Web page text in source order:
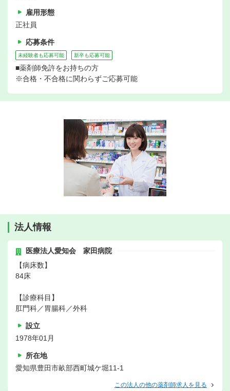
雇用形態
正社員
応募条件
未経験者も応募可能 新卒も応募可能
■薬剤師免許をお持ちの方
※合格・不合格に関わらずご応募可能
法人情報
医療法人愛知会 家田病院
【病床数】
84床
【診療科目】
肛門科／胃腸科／外科
設立
1978年01月
所在地
愛知県豊田市畝部西町城ケ堀11-1
この法人の他の薬剤師求人を見る